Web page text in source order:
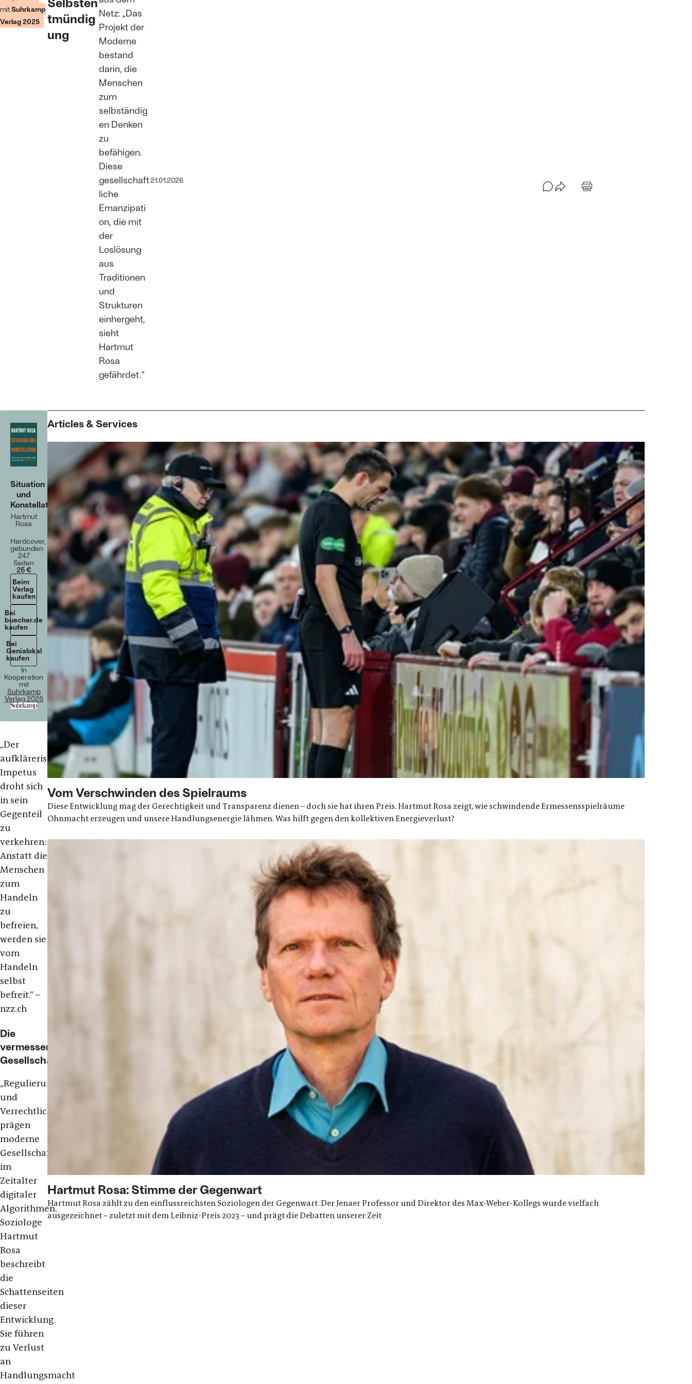
mitSuhrkamp
Verlag 2025
tmündig
ung
Netz: „Das
Projekt der
Moderne
bestand
darin, die
Menschen
zum
selbständig
en Denken
zu
befähigen.
Diese
gesellschaft
liche
Emanzipati
on, die mit
der
Loslösung
aus
Traditionen
und
Strukturen
einhergeht,
sieht
Hartmut
Rosa
gefährdet.“
21.01.2026
TikTok
entscheidet
in Sekunden,
Situation
und
Konstellation
Hartmut
Rosa
Hardcover,
gebunden
247
Seiten
25 €
Beim
Verlag
kaufen
Bei
buecher.de
kaufen
Bei
Genialokal
kaufen
In
Kooperation
mit
Suhrkamp
Verlag 2025
„Der
aufklärerische
Impetus
droht sich
in sein
Gegenteil
zu
verkehren:
Anstatt die
Menschen
zum
Handeln
zu
befreien,
werden sie
vom
Handeln
selbst
befreit.“ –
nzz.ch
Die
vermessene
Gesellschaft
„Regulierung
und
Verrechtlichung
prägen
moderne
Gesellschaften
im
Zeitalter
digitaler
Algorithmen.
Soziologe
Hartmut
Rosa
beschreibt
die
Schattenseiten
dieser
Entwicklung.
Sie führen
zu Verlust
an
Handlungsmacht
Articles & Services
Vom Verschwinden des Spielraums
Diese Entwicklung mag der Gerechtigkeit und Transparenz dienen – doch sie hat ihren Preis. Hartmut Rosa zeigt, wie schwindende Ermessensspielräume
Ohnmacht erzeugen und unsere Handlungsenergie lähmen. Was hilft gegen den kollektiven Energieverlust?
Hartmut Rosa: Stimme der Gegenwart
Hartmut Rosa zählt zu den einflussreichsten Soziologen der Gegenwart. Der Jenaer Professor und Direktor des Max-Weber-Kollegs wurde vielfach
ausgezeichnet – zuletzt mit dem Leibniz-Preis 2023 – und prägt die Debatten unserer Zeit